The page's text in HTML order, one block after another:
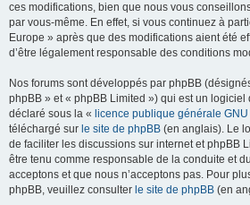
ces modifications, bien que nous vous
par vous-même. En effet, si vous continuez à
Europe » après que des modifications aient été
d’être légalement responsable des conditions
Nos forums sont développés par phpBB
phpBB » et « phpBB Limited ») qui est un
déclaré sous la « licence publique générale GNU
téléchargé sur le site de phpBB (en anglais). Le
de faciliter les discussions sur internet et phpBB
être tenu comme responsable de la conduite et
acceptons et que nous n’acceptons pas. Pour
phpBB, veuillez consulter le site de phpBB (en